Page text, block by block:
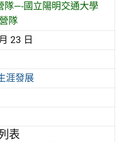
隊—-國立陽明交通大學
隊
23 日
涯發展
表